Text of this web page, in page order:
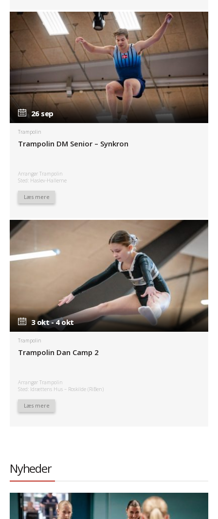
26 sep
26 sep
Trampolin
Trampolin DM Senior – Synkron
Arrangør Trampolin
Sted: Haslev-Hallerne
Læs mere
3 okt - 4 okt
3 okt - 4 okt
Trampolin
Trampolin Dan Camp 2
Arrangør Trampolin
Sted: Idrættens Hus – Roskilde (RiBen)
Læs mere
Nyheder